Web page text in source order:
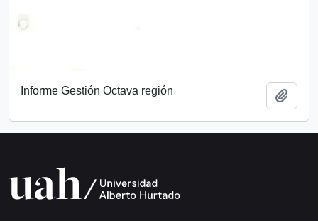
Informe Gestión Octava región